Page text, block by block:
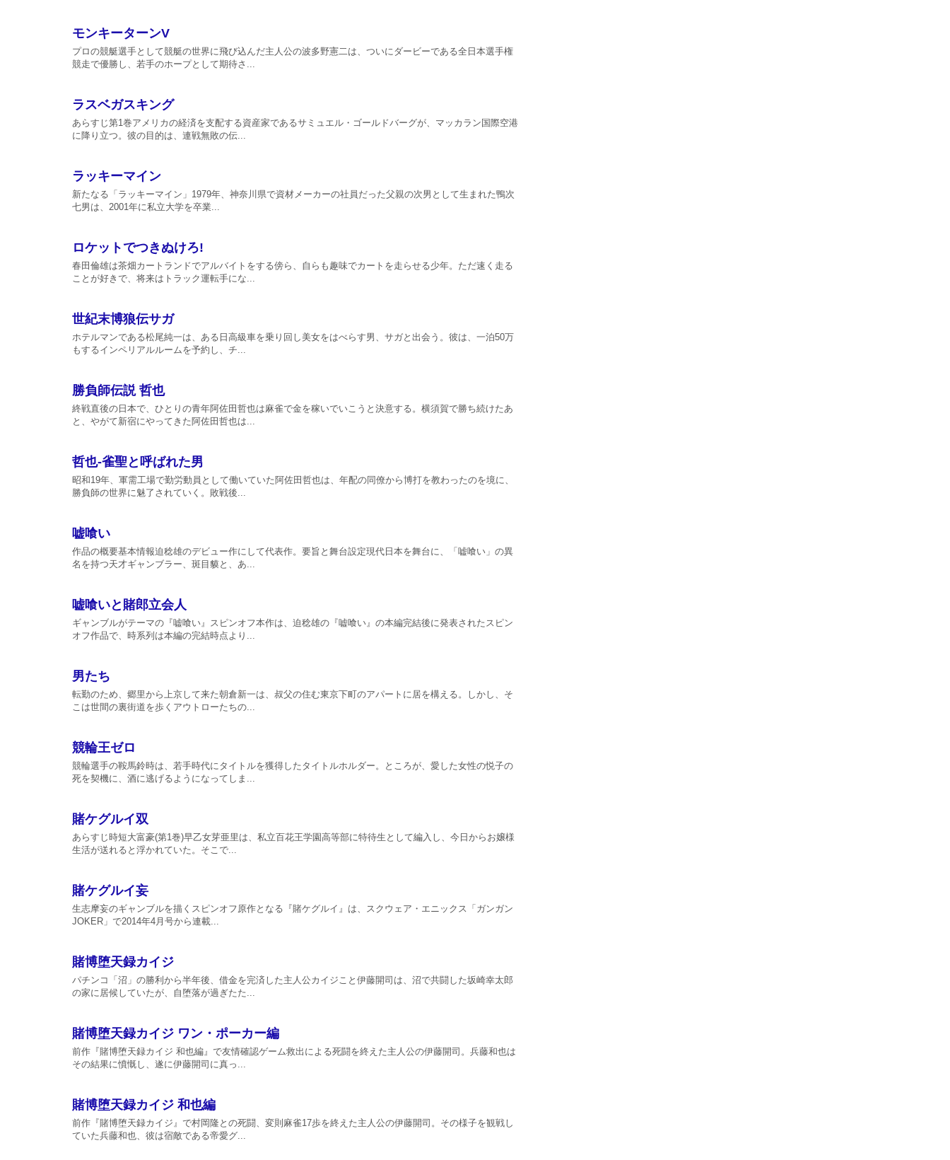
モンキーターンV
プロの競艇選手として競艇の世界に飛び込んだ主人公の波多野憲二は、ついにダービーである全日本選手権
競走で優勝し、若手のホープとして期待さ...
ラスベガスキング
あらすじ第1巻アメリカの経済を支配する資産家であるサミュエル・ゴールドバーグが、マッカラン国際空港
に降り立つ。彼の目的は、連戦無敗の伝...
ラッキーマイン
新たなる「ラッキーマイン」1979年、神奈川県で資材メーカーの社員だった父親の次男として生まれた鴨次
七男は、2001年に私立大学を卒業...
ロケットでつきぬけろ!
春田倫雄は茶畑カートランドでアルバイトをする傍ら、自らも趣味でカートを走らせる少年。ただ速く走る
ことが好きで、将来はトラック運転手にな...
世紀末博狼伝サガ
ホテルマンである松尾純一は、ある日高級車を乗り回し美女をはべらす男、サガと出会う。彼は、一泊50万
もするインペリアルルームを予約し、チ...
勝負師伝説 哲也
終戦直後の日本で、ひとりの青年阿佐田哲也は麻雀で金を稼いでいこうと決意する。横須賀で勝ち続けたあ
と、やがて新宿にやってきた阿佐田哲也は...
哲也-雀聖と呼ばれた男
昭和19年、軍需工場で勤労動員として働いていた阿佐田哲也は、年配の同僚から博打を教わったのを境に、
勝負師の世界に魅了されていく。敗戦後...
嘘喰い
作品の概要基本情報迫稔雄のデビュー作にして代表作。要旨と舞台設定現代日本を舞台に、「嘘喰い」の異
名を持つ天才ギャンブラー、斑目貘と、あ...
嘘喰いと賭郎立会人
ギャンブルがテーマの『嘘喰い』スピンオフ本作は、迫稔雄の『嘘喰い』の本編完結後に発表されたスピン
オフ作品で、時系列は本編の完結時点より...
男たち
転勤のため、郷里から上京して来た朝倉新一は、叔父の住む東京下町のアパートに居を構える。しかし、そ
こは世間の裏街道を歩くアウトローたちの...
競輪王ゼロ
競輪選手の鞍馬鈴時は、若手時代にタイトルを獲得したタイトルホルダー。ところが、愛した女性の悦子の
死を契機に、酒に逃げるようになってしま...
賭ケグルイ双
あらすじ時短大富豪(第1巻)早乙女芽亜里は、私立百花王学園高等部に特待生として編入し、今日からお嬢様
生活が送れると浮かれていた。そこで...
賭ケグルイ妄
生志摩妄のギャンブルを描くスピンオフ原作となる『賭ケグルイ』は、スクウェア・エニックス「ガンガン
JOKER」で2014年4月号から連載...
賭博堕天録カイジ
パチンコ「沼」の勝利から半年後、借金を完済した主人公カイジこと伊藤開司は、沼で共闘した坂崎幸太郎
の家に居候していたが、自堕落が過ぎたた...
賭博堕天録カイジ ワン・ポーカー編
前作『賭博堕天録カイジ 和也編』で友情確認ゲーム救出による死闘を終えた主人公の伊藤開司。兵藤和也は
その結果に憤慨し、遂に伊藤開司に真っ...
賭博堕天録カイジ 和也編
前作『賭博堕天録カイジ』で村岡隆との死闘、変則麻雀17歩を終えた主人公の伊藤開司。その様子を観戦し
ていた兵藤和也、彼は宿敵である帝愛グ...